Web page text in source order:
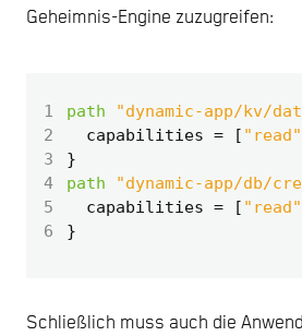
Geheimnis-Engine zuzugreifen:
1 path "dynamic-app/kv/
2
  capabilities
= [ "read"
3
4
path "dynamic-app/db/
5
  capabilities
= [ "read"
6
Schließlich muss auch die